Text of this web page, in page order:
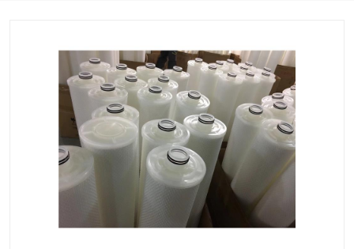
高炉煤气过滤器 替代进口过滤器
化工盐酸气聚结器 耐腐蚀除雾器滤芯